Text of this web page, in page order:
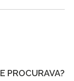
PROCURAVA?